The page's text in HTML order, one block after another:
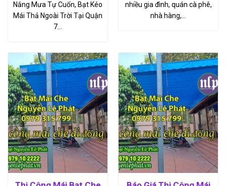
Nắng Mưa Tự Cuốn, Bạt Kéo
Mái Thả Ngoài Trời Tại Quận
7…
nhiều gia đình, quán cà phê,
nhà hàng,…